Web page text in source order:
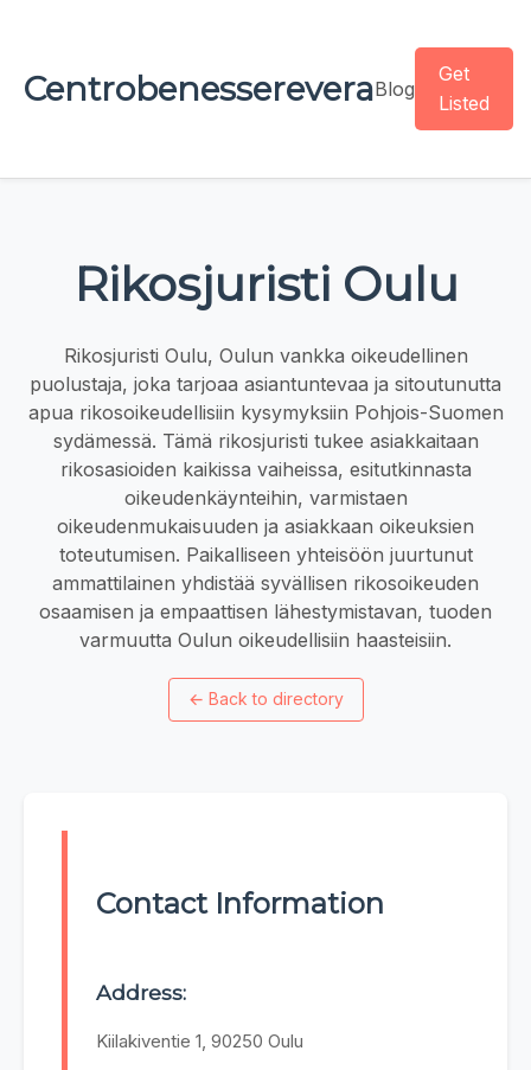
CentrobenessereveraBlog
Get
Listed
Rikosjuristi Oulu
Rikosjuristi Oulu, Oulun vankka oikeudellinen
puolustaja, joka tarjoaa asiantuntevaa ja sitoutunutta
apua rikosoikeudellisiin kysymyksiin Pohjois-Suomen
sydämessä. Tämä rikosjuristi tukee asiakkaitaan
rikosasioiden kaikissa vaiheissa, esitutkinnasta
oikeudenkäynteihin, varmistaen
oikeudenmukaisuuden ja asiakkaan oikeuksien
toteutumisen. Paikalliseen yhteisöön juurtunut
ammattilainen yhdistää syvällisen rikosoikeuden
osaamisen ja empaattisen lähestymistavan, tuoden
varmuutta Oulun oikeudellisiin haasteisiin.
← Back to directory
Contact Information
Address:
Kiilakiventie 1, 90250 Oulu